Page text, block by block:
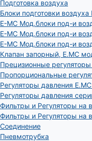
Подготовка воздуха
Блоки подготовки воздуха
E-MC Мод.блоки под-и
E-MC Мод.блоки под-и
E-MC Мод.блоки под-и
Клапан запорный, E.MC
Прецизионные
Пропорциональные
Регуляторы давления
Регуляторы давления
Фильтры и Регуляторы на
Фильтры и Регуляторы на
Соединение
Пневмотрубка